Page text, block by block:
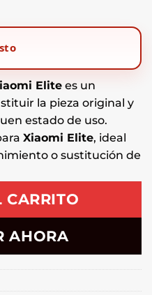
Elite es un
la pieza original y
estado de uso.
Xiaomi Elite, ideal
o sustitución de
AHORA